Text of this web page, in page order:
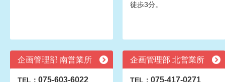
徒歩3分。
企画管理部 南営業所
TEL： 075-603-6022
企画管理部 北営業所
TEL： 075-417-0271